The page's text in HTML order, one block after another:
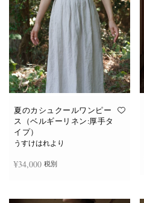
夏のカシュクールワンピー
ス（ベルギーリネン:厚手タ
イプ）
うすけはれより
¥34,000 税別